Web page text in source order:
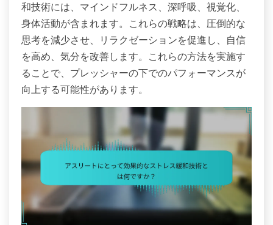
和技術には、マインドフルネス、深呼吸、視覚化、
身体活動が含まれます。これらの戦略は、圧倒的な
思考を減少させ、リラクゼーションを促進し、自信
を高め、気分を改善します。これらの方法を実施す
ることで、プレッシャーの下でのパフォーマンスが
向上する可能性があります。